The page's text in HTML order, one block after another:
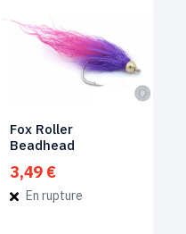
Fox Roller
Beadhead
3,49 €
En rupture